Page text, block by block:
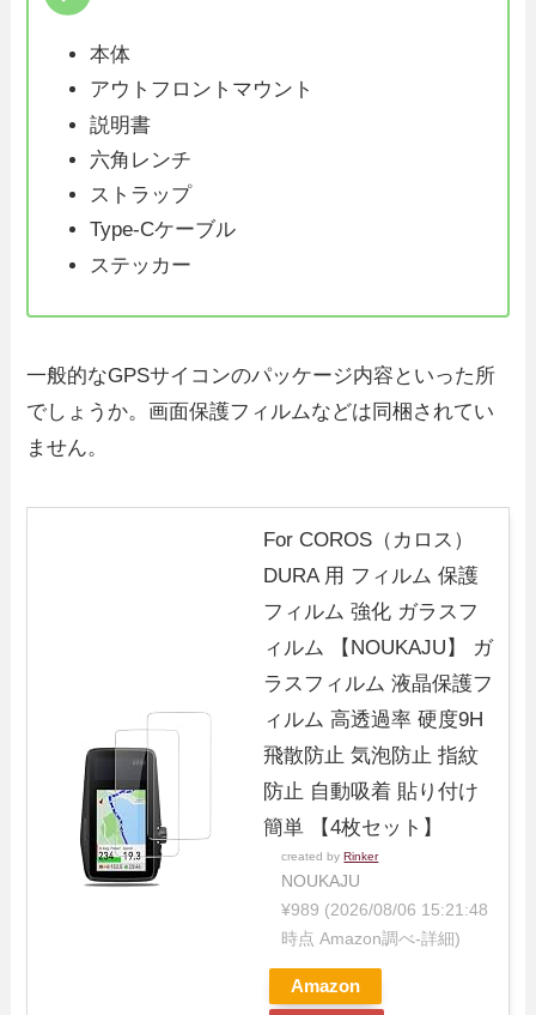
本体
アウトフロントマウント
説明書
六角レンチ
ストラップ
Type-Cケーブル
ステッカー
一般的なGPSサイコンのパッケージ内容といった所
でしょうか。画面保護フィルムなどは同梱されてい
ません。
For COROS（カロス）
DURA 用 フィルム 保護
フィルム 強化 ガラスフ
ィルム 【NOUKAJU】 ガ
ラスフィルム 液晶保護フ
ィルム 高透過率 硬度9H
飛散防止 気泡防止 指紋
防止 自動吸着 貼り付け
簡単 【4枚セット】
created by Rinker
NOUKAJU
¥989 (2026/08/06 15:21:48
時点 Amazon調べ-詳細)
Amazon